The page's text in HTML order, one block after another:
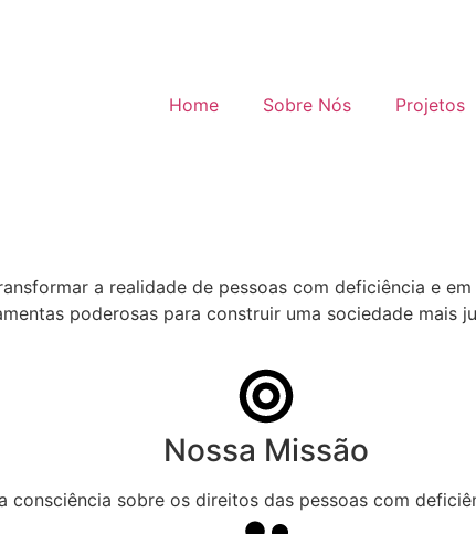
Home Sobre Nós Projetos
a realidade de pessoas com deficiência e
poderosas para construir uma sociedade mais
Nossa Missão
consciência sobre os direitos das pessoas com